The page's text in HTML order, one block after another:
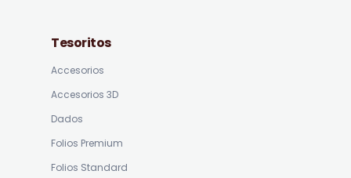
Tesoritos
Accesorios
Accesorios 3D
Dados
Folios Premium
Folios Standard